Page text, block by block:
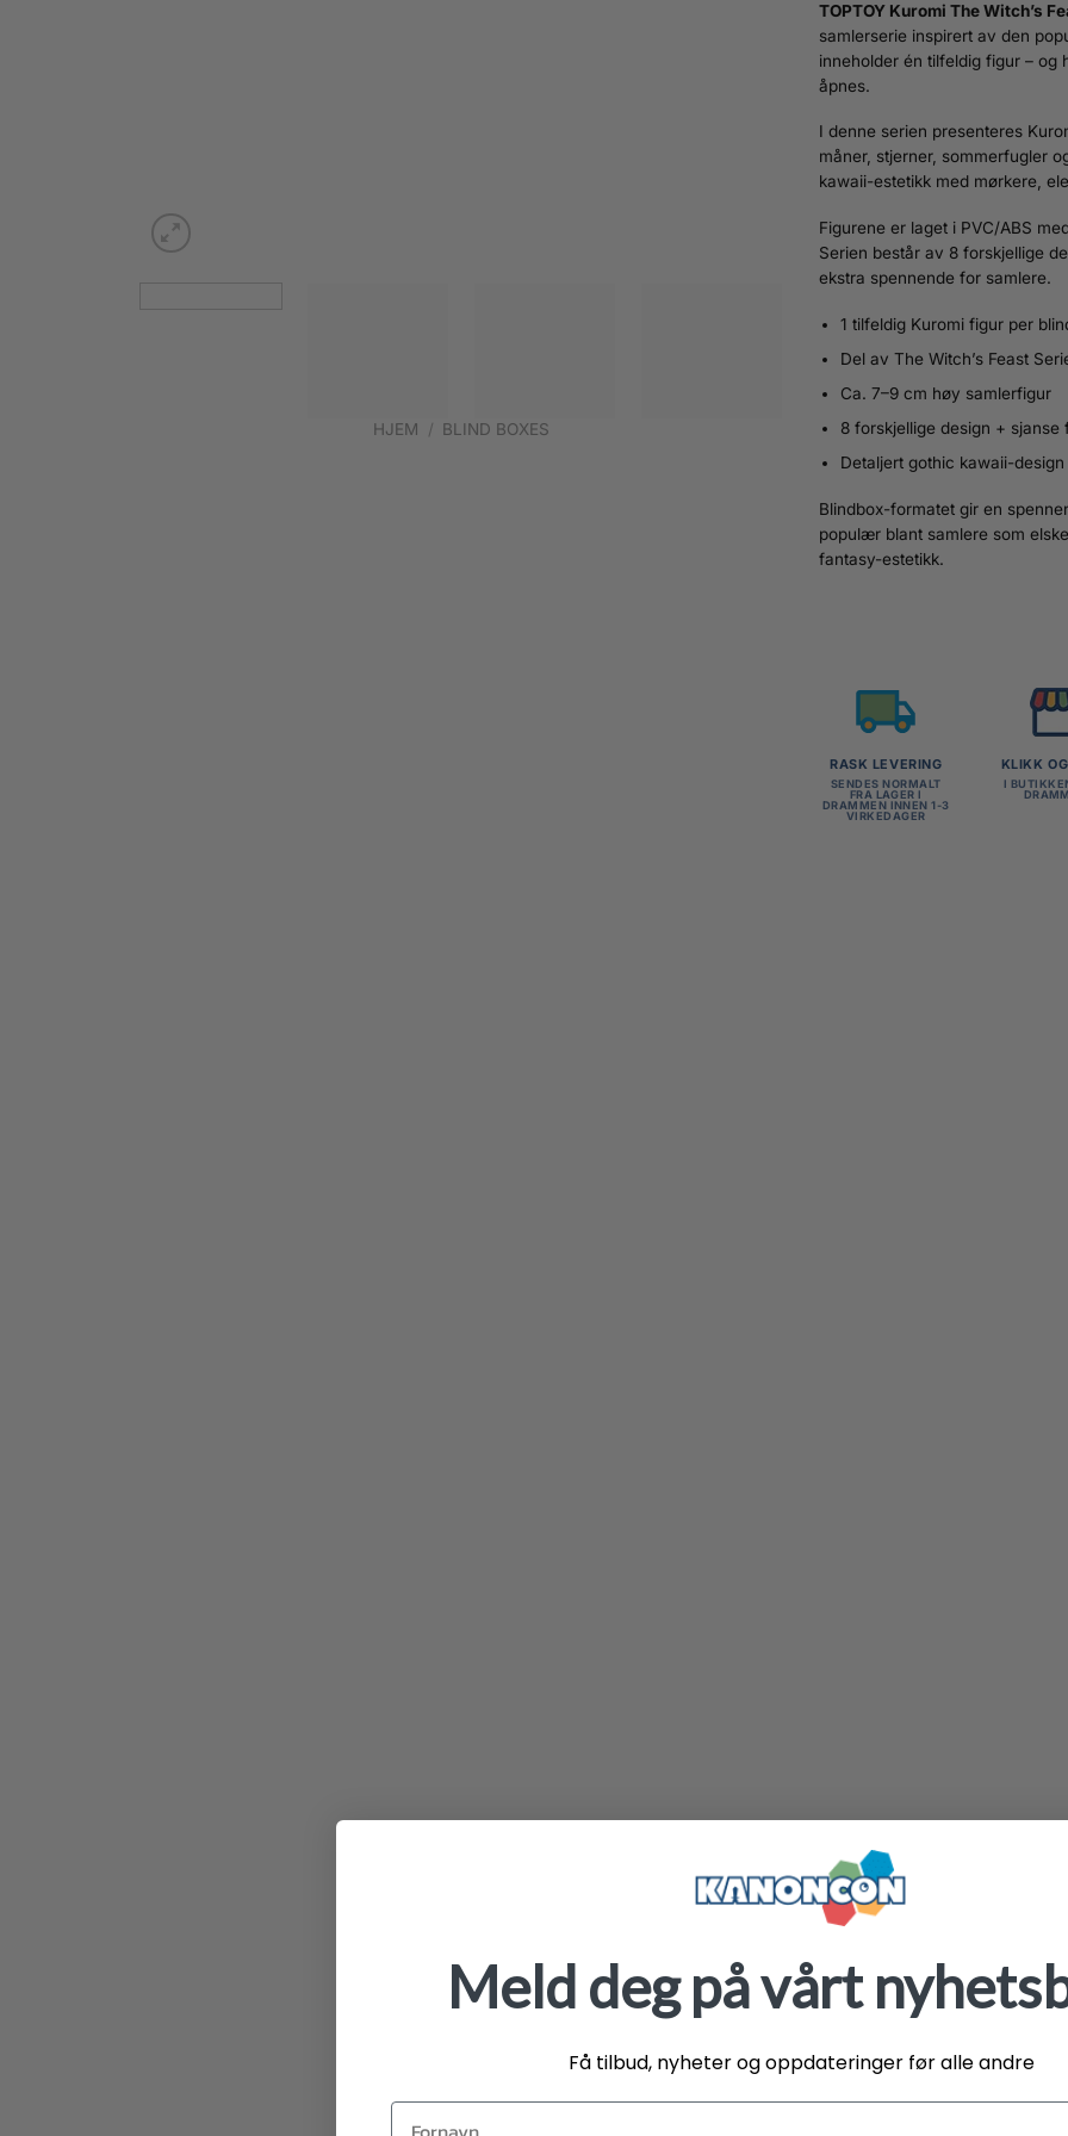
HJEM / BLIND BOXES
TOPTOY Kuromi The Witch’s
samlerserie inspirert av den
inneholder én tilfeldig figur –
åpnes.
I denne serien presenteres
måner, stjerner, sommerfugler
kawaii-estetikk med mørkere,
Figurene er laget i PVC/ABS
Serien består av 8 forskjellige
ekstra spennende for samlere.
1 tilfeldig Kuromi figur per
Del av The Witch’s Feast
Ca. 7–9 cm høy samlerfigur
8 forskjellige design + sjanse
Detaljert gothic kawaii-design
Blindbox-formatet gir en
populær blant samlere som
fantasy-estetikk.
RASK LEVERING
SENDES NORMALT
FRA LAGER I
DRAMMEN INNEN 1-3
VIRKEDAGER
KLIKK
I
Meld deg på vårt
Få tilbud, nyheter og oppdateringer før alle andre
Fornavn